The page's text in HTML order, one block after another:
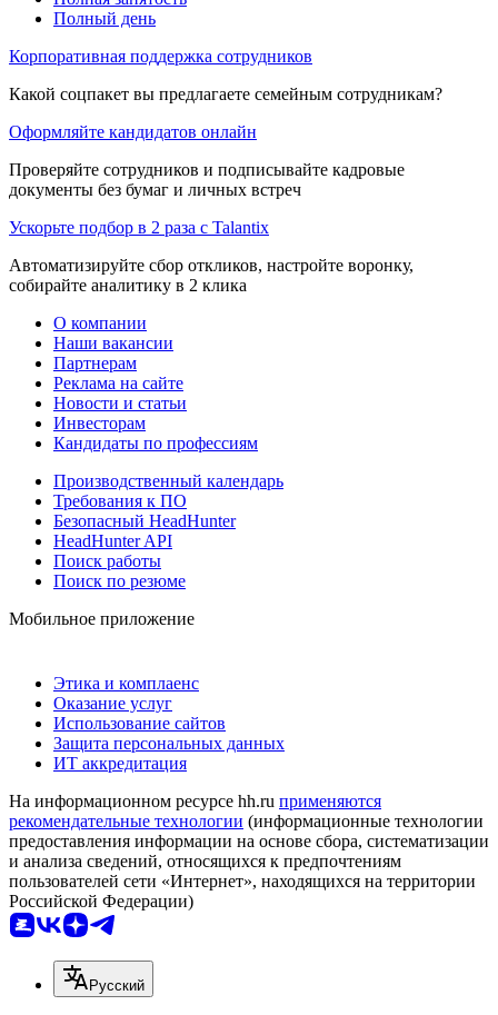
Полный день
Корпоративная поддержка сотрудников
Какой соцпакет вы предлагаете семейным сотрудникам?
Оформляйте кандидатов онлайн
Проверяйте сотрудников и подписывайте кадровые
документы без бумаг и личных встреч
Ускорьте подбор в 2 раза с Talantix
Автоматизируйте сбор откликов, настройте воронку,
собирайте аналитику в 2 клика
О компании
Наши вакансии
Партнерам
Реклама на сайте
Новости и статьи
Инвесторам
Кандидаты по профессиям
Производственный календарь
Требования к ПО
Безопасный HeadHunter
HeadHunter API
Поиск работы
Поиск по резюме
Мобильное приложение
Этика и комплаенс
Оказание услуг
Использование сайтов
Защита персональных данных
ИТ аккредитация
На информационном ресурсе hh.ru применяются
рекомендательные технологии (информационные технологии
предоставления информации на основе сбора, систематизации
и анализа сведений, относящихся к предпочтениям
пользователей сети «Интернет», находящихся на территории
Российской Федерации)
Русский